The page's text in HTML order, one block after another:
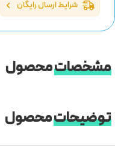
شرایط ارسال رایگان
مشخصاتمحصول
توضیحاتمحصول